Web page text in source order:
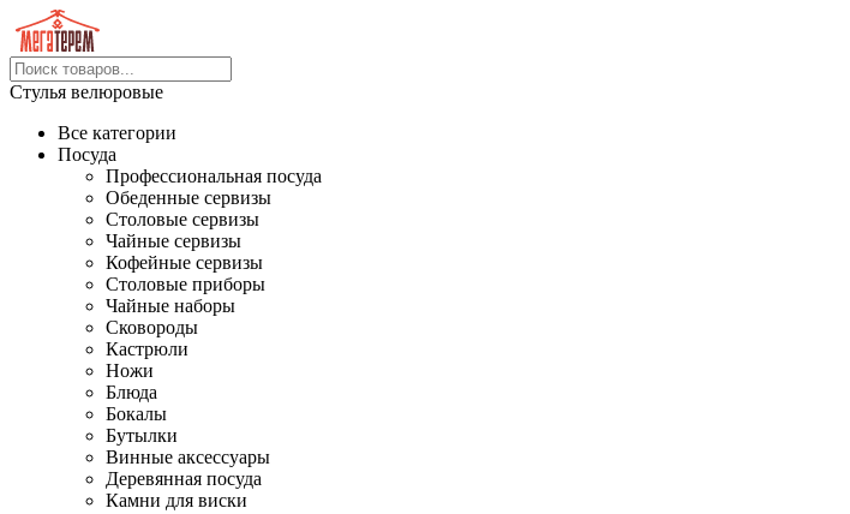
Стулья велюровые
Все категории
Посуда
Профессиональная посуда
Обеденные сервизы
Столовые сервизы
Чайные сервизы
Кофейные сервизы
Столовые приборы
Чайные наборы
Сковороды
Кастрюли
Ножи
Блюда
Бокалы
Бутылки
Винные аксессуары
Деревянная посуда
Камни для виски